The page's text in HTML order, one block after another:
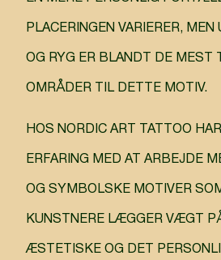
PLACERINGEN VARIERER,
OG RYG ER BLANDT DE MEST
OMRÅDER TIL DETTE MOTIV.
HOS NORDIC ART TATTOO
ERFARING MED AT ARBEJDE
OG SYMBOLSKE MOTIVER
KUNSTNERE LÆGGER VÆGT
ÆSTETISKE OG DET